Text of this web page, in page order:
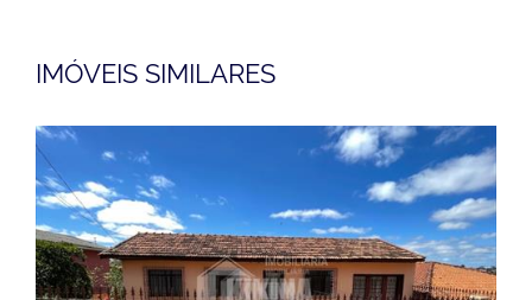
IMÓVEIS SIMILARES